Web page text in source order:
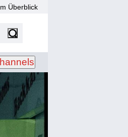
Überblick
Suchen